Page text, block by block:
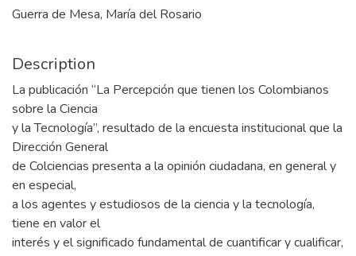
Guerra de Mesa, María del Rosario
Description
La publicación “La Percepción que tienen los Colombianos
sobre la Ciencia
y la Tecnología”, resultado de la encuesta institucional que la
Dirección General
de Colciencias presenta a la opinión ciudadana, en general y
en especial,
a los agentes y estudiosos de la ciencia y la tecnología,
tiene en valor el
interés y el significado fundamental de cuantificar y cualificar,